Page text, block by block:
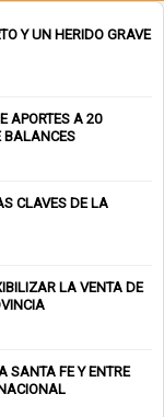
Y UN HERIDO GRAVE
APORTES A 20
BALANCES
CLAVES DE LA
LA VENTA DE
SANTA FE Y ENTRE